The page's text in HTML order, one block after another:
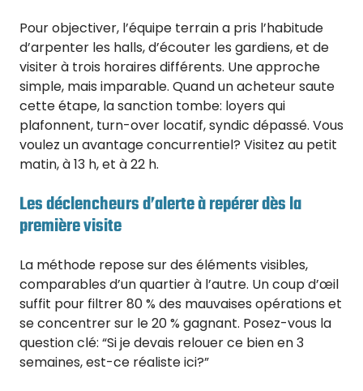
Pour objectiver, l’équipe terrain a pris l’habitude
d’arpenter les halls, d’écouter les gardiens, et de
visiter à trois horaires différents. Une approche
simple, mais imparable. Quand un acheteur saute
cette étape, la sanction tombe: loyers qui
plafonnent, turn-over locatif, syndic dépassé. Vous
voulez un avantage concurrentiel? Visitez au petit
matin, à 13 h, et à 22 h.
Les déclencheurs d’alerte à repérer dès la
première visite
La méthode repose sur des éléments visibles,
comparables d’un quartier à l’autre. Un coup d’œil
suffit pour filtrer 80 % des mauvaises opérations et
se concentrer sur le 20 % gagnant. Posez-vous la
question clé: “Si je devais relouer ce bien en 3
semaines, est-ce réaliste ici?”